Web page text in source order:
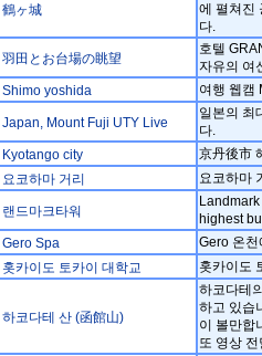
鶴ヶ城
에 펼쳐진
다.
羽田とお台場の眺望
호텔
자유의 여
Shimo yoshida
여행 웹캠
Japan, Mount Fuji UTY Live
일본의 최
다.
Kyotango city
京丹後市
요코하마 거리
요코하마
랜드마크타워
highest
Gero Spa
Gero 온천
홋카이도 토카이 대학교
홋카이도
하코다테 산 (函館山)
하코다테
하고 있습
이 볼만합
또 영상